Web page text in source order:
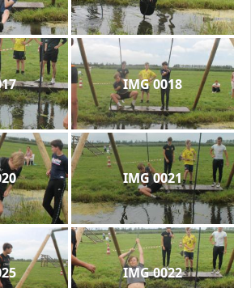
IMG 0018
IMG 0021
IMG 0022